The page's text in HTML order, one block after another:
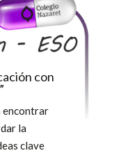
con
encontrar
la
clave